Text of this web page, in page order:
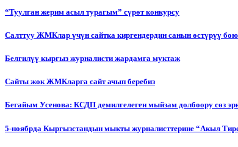
“Туулган жерим асыл турагым” сүрөт конкурсу
Салттуу ЖМКлар үчүн сайтка киргендердин санын өстүрүү
Белгилүү кыргыз журналисти жардамга муктаж
Сайты жок ЖМКларга сайт ачып беребиз
Бегайым Усенова: КСДП демилгелеген мыйзам долбоору сөз
5-ноябрда Кыргызстандын мыкты журналисттерине “Акыл